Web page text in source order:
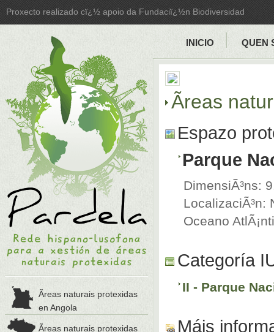
Proxecto realizado cï¿½ apoio da Fundaciï¿½n Biodiversidad
Ãreas naturais protexidas
en Angola
Ãreas naturais protexidas
INICIO QUEN
Ãreas
Espazo
Parque
DimensiÃ³ns:
LocalizaciÃ³n:
Oceano
Categoría
II - Parque
Máis